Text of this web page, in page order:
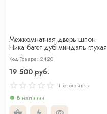
Межкомнатная дверь шпон
Ника багет дуб миндаль глухая
Код Товара: 2420
19 500 руб.
Нет отзывов
В наличии